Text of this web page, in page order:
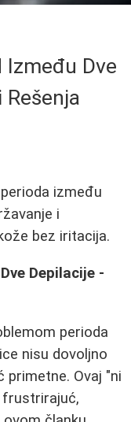
Dve
Rešenja
između
i
bez iritacija.
Depilacije -
perioda
nisu dovoljno
primetne. Ovaj "ni
frustrirajuć,